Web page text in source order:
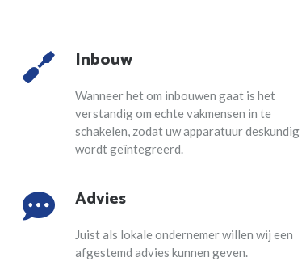
Inbouw
Wanneer het om inbouwen gaat is het
verstandig om echte vakmensen in te
schakelen, zodat uw apparatuur deskundig
wordt geïntegreerd.
Advies
Juist als lokale ondernemer willen wij een
afgestemd advies kunnen geven.